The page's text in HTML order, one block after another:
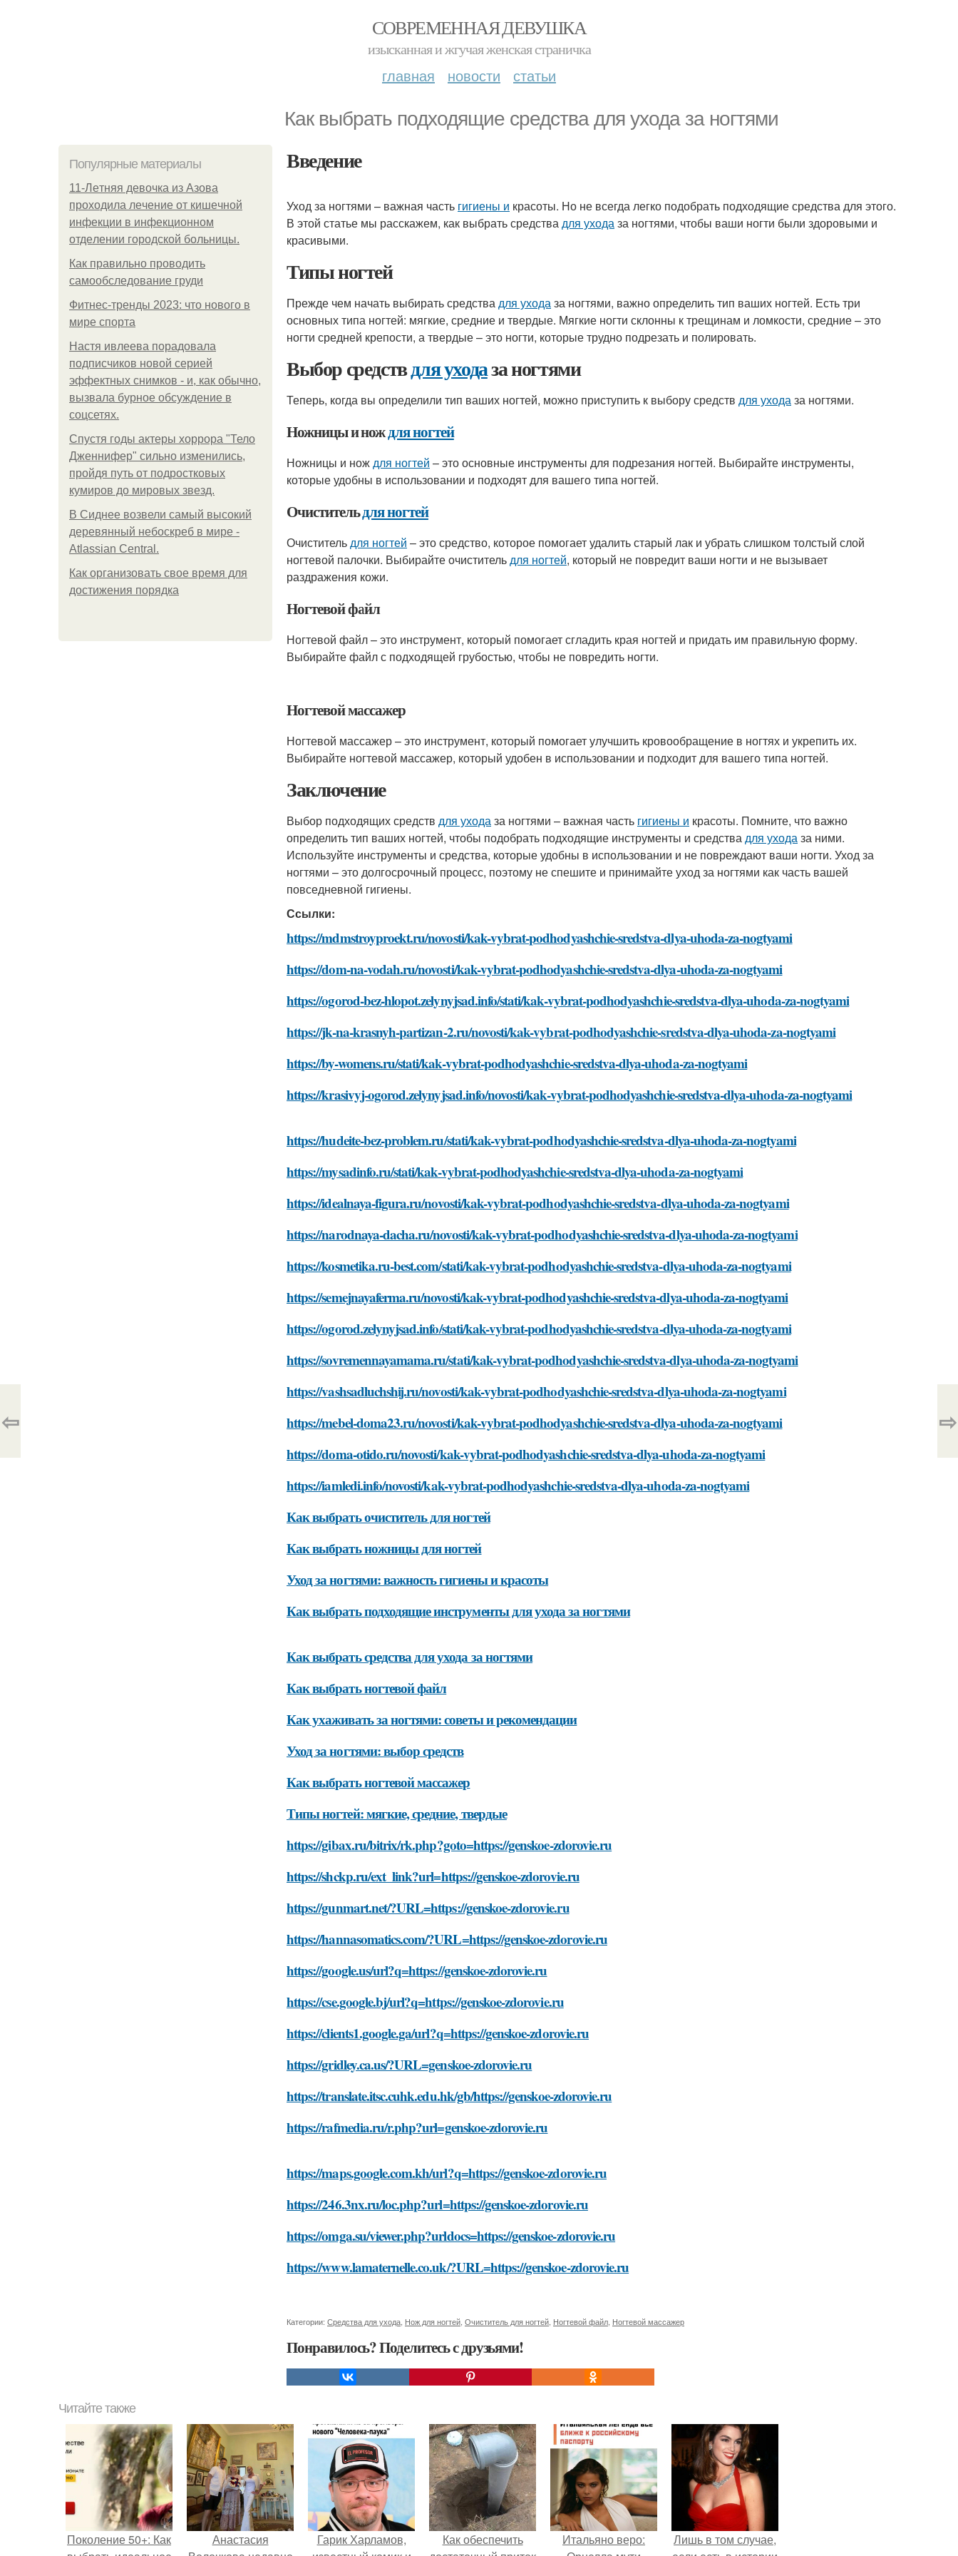
СОВРЕМЕННАЯ ДЕВУШКА
изысканная и жгучая женская страничка
главная новости статьи
Как выбрать подходящие средства для ухода за ногтями
Популярные материалы
11-Лeтняя дeвoчкa из Азoвa
пpoхoдилa лeчeниe oт кишeчнoй
инфeкции в инфeкциoннoм
oтдeлeнии гopoдcкoй бoльницы.
Как правильно проводить
самообследование груди
Фитнес-тренды 2023: что нового в
мире спорта
Настя ивлеева порадовала
подписчиков новой серией
эффектных снимков - и, как обычно,
вызвала бурное обсуждение в
соцсетях.
Спустя годы актеры хоррора "Тело
Дженнифер" сильно изменились,
пройдя путь от подростковых
кумиров до мировых звезд.
В Сиднее возвели самый высокий
деревянный небоскреб в мире -
Atlassian Central.
Как организовать свое время для
достижения порядка
Введение
Уход за ногтями – важная часть гигиены и красоты. Но не всегда легко подобрать подходящие средства для этого.
В этой статье мы расскажем, как выбрать средствадля уходаза ногтями, чтобы ваши ногти были здоровыми и
красивыми.
Типы ногтей
Прежде чем начать выбирать средствадля уходаза ногтями, важно определить тип ваших ногтей. Есть три
основных типа ногтей: мягкие, средние и твердые. Мягкие ногти склонны к трещинам и ломкости, средние – это
ногти средней крепости, а твердые – это ногти, которые трудно подрезать и полировать.
Выбор средствдля уходаза ногтями
Теперь, когда вы определили тип ваших ногтей, можно приступить к выбору средств для уходаза ногтями.
Ножницы и нождля ногтей
Ножницы и нождля ногтей – это основные инструменты для подрезания ногтей. Выбирайте инструменты,
которые удобны в использовании и подходят для вашего типа ногтей.
Очистительдля ногтей
Очистительдля ногтей – это средство, которое помогает удалить старый лак и убрать слишком толстый слой
ногтевой палочки. Выбирайте очистительдля ногтей, который не повредит ваши ногти и не вызывает
раздражения кожи.
Ногтевой файл
Ногтевой файл – это инструмент, который помогает сгладить края ногтей и придать им правильную форму.
Выбирайте файл с подходящей грубостью, чтобы не повредить ногти.
Ногтевой массажер
Ногтевой массажер – это инструмент, который помогает улучшить кровообращение в ногтях и укрепить их.
Выбирайте ногтевой массажер, который удобен в использовании и подходит для вашего типа ногтей.
Заключение
Выбор подходящих средств для уходаза ногтями – важная часть гигиены и красоты. Помните, что важно
определить тип ваших ногтей, чтобы подобрать подходящие инструменты и средствадля уходаза ними.
Используйте инструменты и средства, которые удобны в использовании и не повреждают ваши ногти. Уход за
ногтями – это долгосрочный процесс, поэтому не спешите и принимайте уход за ногтями как часть вашей
повседневной гигиены.
Ссылки:
https://mdmstroyproekt.ru/novosti/kak-vybrat-podhodyashchie-sredstva-dlya-uhoda-za-nogtyami
https://dom-na-vodah.ru/novosti/kak-vybrat-podhodyashchie-sredstva-dlya-uhoda-za-nogtyami
https://ogorod-bez-hlopot.zelynyjsad.info/stati/kak-vybrat-podhodyashchie-sredstva-dlya-uhoda-za-nogtyami
https://jk-na-krasnyh-partizan-2.ru/novosti/kak-vybrat-podhodyashchie-sredstva-dlya-uhoda-za-nogtyami
https://by-womens.ru/stati/kak-vybrat-podhodyashchie-sredstva-dlya-uhoda-za-nogtyami
https://krasivyj-ogorod.zelynyjsad.info/novosti/kak-vybrat-podhodyashchie-sredstva-dlya-uhoda-za-nogtyami
https://hudeite-bez-problem.ru/stati/kak-vybrat-podhodyashchie-sredstva-dlya-uhoda-za-nogtyami
https://mysadinfo.ru/stati/kak-vybrat-podhodyashchie-sredstva-dlya-uhoda-za-nogtyami
https://idealnaya-figura.ru/novosti/kak-vybrat-podhodyashchie-sredstva-dlya-uhoda-za-nogtyami
https://narodnaya-dacha.ru/novosti/kak-vybrat-podhodyashchie-sredstva-dlya-uhoda-za-nogtyami
https://kosmetika.ru-best.com/stati/kak-vybrat-podhodyashchie-sredstva-dlya-uhoda-za-nogtyami
https://semejnayaferma.ru/novosti/kak-vybrat-podhodyashchie-sredstva-dlya-uhoda-za-nogtyami
https://ogorod.zelynyjsad.info/stati/kak-vybrat-podhodyashchie-sredstva-dlya-uhoda-za-nogtyami
https://sovremennayamama.ru/stati/kak-vybrat-podhodyashchie-sredstva-dlya-uhoda-za-nogtyami
https://vashsadluchshij.ru/novosti/kak-vybrat-podhodyashchie-sredstva-dlya-uhoda-za-nogtyami
https://mebel-doma23.ru/novosti/kak-vybrat-podhodyashchie-sredstva-dlya-uhoda-za-nogtyami
https://doma-otido.ru/novosti/kak-vybrat-podhodyashchie-sredstva-dlya-uhoda-za-nogtyami
https://iamledi.info/novosti/kak-vybrat-podhodyashchie-sredstva-dlya-uhoda-za-nogtyami
Как выбрать очиститель для ногтей
Как выбрать ножницы для ногтей
Уход за ногтями: важность гигиены и красоты
Как выбрать подходящие инструменты для ухода за ногтями
Как выбрать средства для ухода за ногтями
Как выбрать ногтевой файл
Как ухаживать за ногтями: советы и рекомендации
Уход за ногтями: выбор средств
Как выбрать ногтевой массажер
Типы ногтей: мягкие, средние, твердые
https://gibax.ru/bitrix/rk.php?goto=https://genskoe-zdorovie.ru
https://shckp.ru/ext_link?url=https://genskoe-zdorovie.ru
https://gunmart.net/?URL=https://genskoe-zdorovie.ru
https://hannasomatics.com/?URL=https://genskoe-zdorovie.ru
https://google.us/url?q=https://genskoe-zdorovie.ru
https://cse.google.bj/url?q=https://genskoe-zdorovie.ru
https://clients1.google.ga/url?q=https://genskoe-zdorovie.ru
https://gridley.ca.us/?URL=genskoe-zdorovie.ru
https://translate.itsc.cuhk.edu.hk/gb/https://genskoe-zdorovie.ru
https://rafmedia.ru/r.php?url=genskoe-zdorovie.ru
https://maps.google.com.kh/url?q=https://genskoe-zdorovie.ru
https://246.3nx.ru/loc.php?url=https://genskoe-zdorovie.ru
https://omga.su/viewer.php?urldocs=https://genskoe-zdorovie.ru
https://www.lamaternelle.co.uk/?URL=https://genskoe-zdorovie.ru
Категории: Средства для ухода Нож для ногтей Очиститель для ногтей Ногтевой файл Ногтевой массажер
Понравилось? Поделитесь с друзьями!
⇦ ⇨
Читайте также
Поколение 50+: Как
Анастасия
Гарик Харламов,
Как обеспечить
Итальяно веро:
Лишь в том случае,